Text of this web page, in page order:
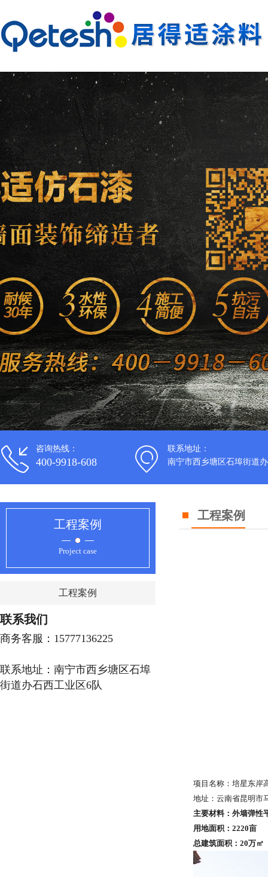
咨询热线：
400-9918-608
联系地址：
南宁市西乡塘区石埠街道
工程案例
Project case
工程案例
联系我们
商务客服：15777136225
联系地址：南宁市西乡塘区石埠
街道办石西工业区6队
工程案例
项目名称：培星东岸
地址：云南省昆明市
主要材料： 外墙弹性
用地面积： 2220亩
总建筑面积： 20万㎡